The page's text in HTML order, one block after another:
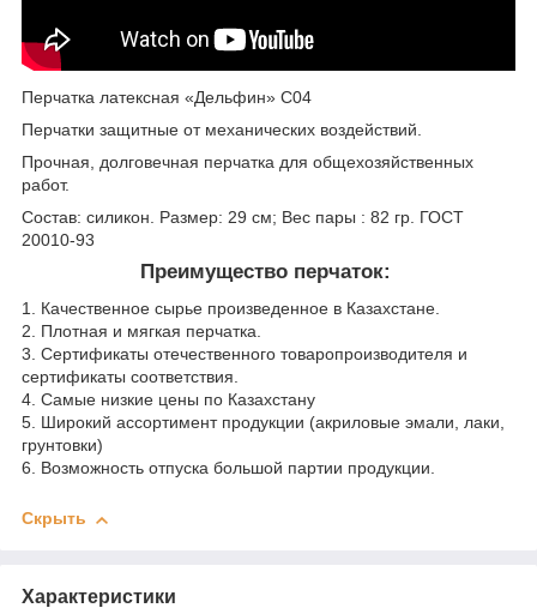
Перчатка латексная «Дельфин» С04
Перчатки защитные от механических воздействий.
Прочная, долговечная перчатка для общехозяйственных
работ.
Состав: силикон. Размер: 29 см; Вес пары : 82 гр. ГОСТ
20010-93
Преимущество перчаток:
1. Качественное сырье произведенное в Казахстане.
2. Плотная и мягкая перчатка.
3. Сертификаты отечественного товаропроизводителя и
сертификаты соответствия.
4. Самые низкие цены по Казахстану
5. Широкий ассортимент продукции (акриловые эмали, лаки,
грунтовки)
6. Возможность отпуска большой партии продукции.
Скрыть
Характеристики